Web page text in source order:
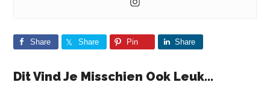
Share Share Pin Share
Dit Vind Je Misschien Ook Leuk...